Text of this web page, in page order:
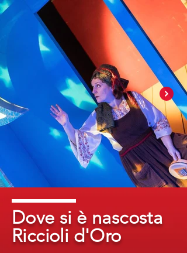
Dove si è nascosta
Riccioli d'Oro